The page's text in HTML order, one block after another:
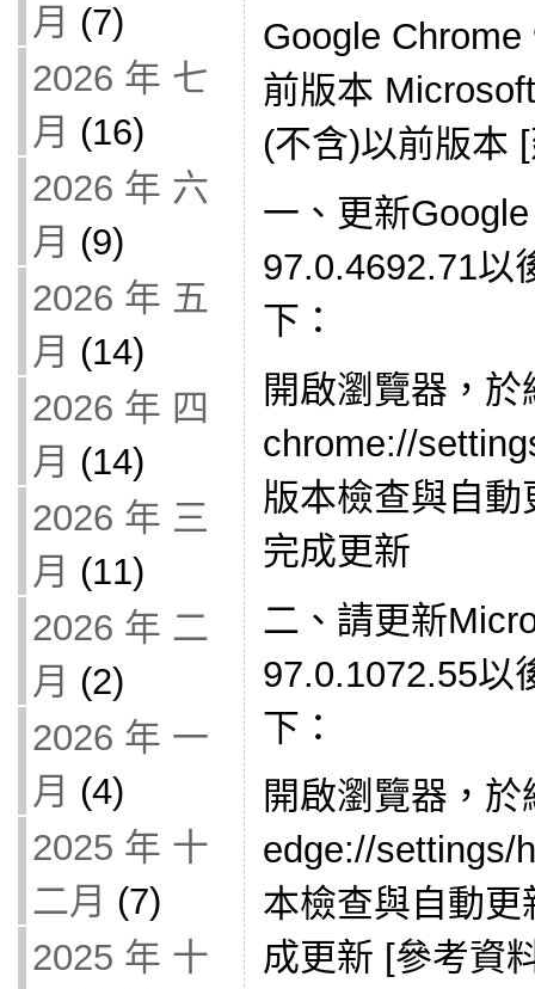
月 (7)
2026 年 七
月 (16)
2026 年 六
月 (9)
2026 年 五
月 (14)
2026 年 四
月 (14)
2026 年 三
月 (11)
2026 年 二
月 (2)
2026 年 一
月 (4)
2025 年 十
二月 (7)
2025 年 十
Google
前版本
(不含)以前版本
一、更新
97.0.4692.71以
下：
開啟瀏覽器，
chrome://
版本檢查與自
完成更新
二、請更新
97.0.1072.55以
下：
開啟瀏覽器，
edge://settings/
本檢查與自動
成更新 [參考資